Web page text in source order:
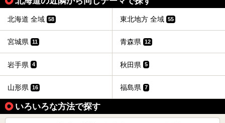
北海道 全域 58 東北地方 全域 55
宮城県 11 青森県 12
岩手県 4 秋田県 5
山形県 16 福島県 7
いろいろな方法で探す